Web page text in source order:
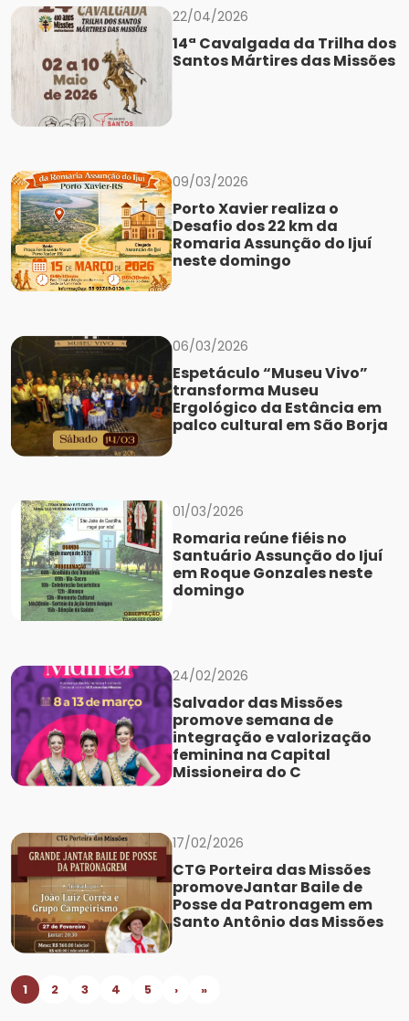
22/04/2026
14ª Cavalgada da Trilha dos
Santos Mártires das Missões
09/03/2026
Porto Xavier realiza o
Desafio dos 22 km da
Romaria Assunção do Ijuí
neste domingo
06/03/2026
Espetáculo “Museu Vivo”
transforma Museu
Ergológico da Estância em
palco cultural em São Borja
01/03/2026
Romaria reúne fiéis no
Santuário Assunção do Ijuí
em Roque Gonzales neste
domingo
24/02/2026
Salvador das Missões
promove semana de
integração e valorização
feminina na Capital
Missioneira do C
17/02/2026
CTG Porteira das Missões
promoveJantar Baile de
Posse da Patronagem em
Santo Antônio das Missões
1 2 3 4 5 › »